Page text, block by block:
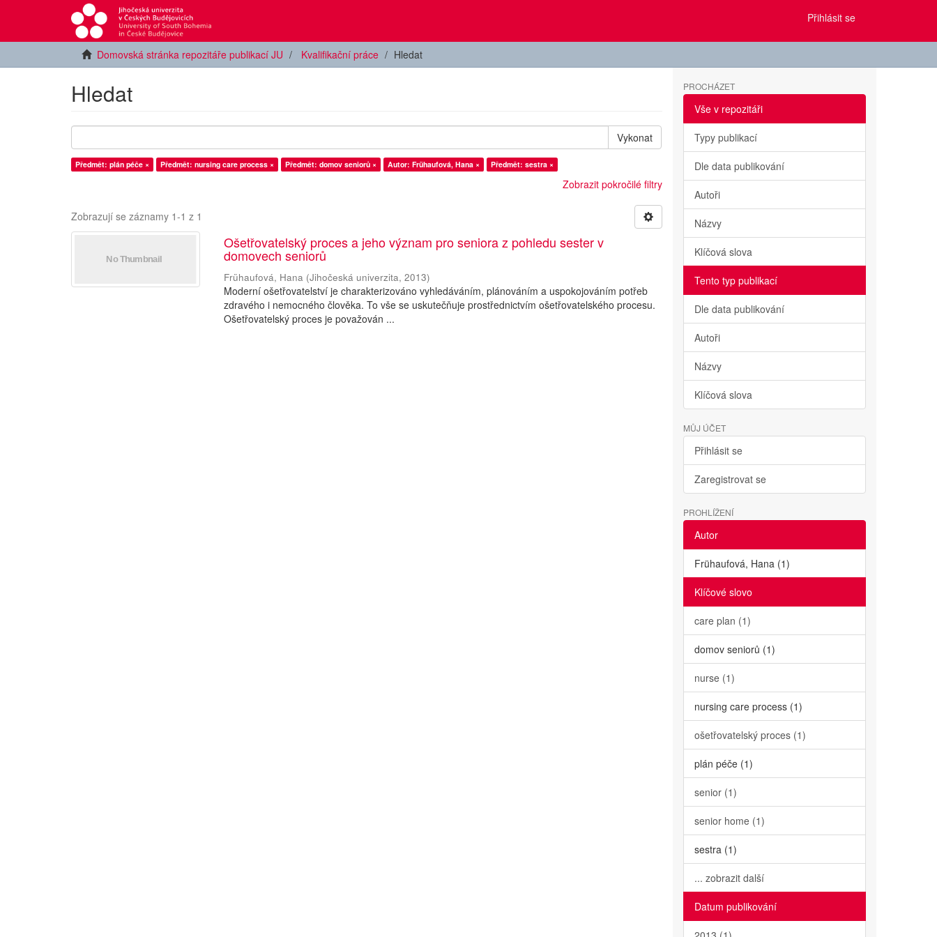
Přihlásit se
Domovská stránka repozitáře publikací JU Kvalifikační práce Hledat
Hledat
Vykonat
Předmět: plán péče × Předmět: nursing care process × Předmět: domov seniorů × Autor: Frühaufová, Hana × Předmět: sestra ×
Zobrazit pokročilé filtry
Zobrazují se záznamy 1-1 z 1
Ošetřovatelský proces a jeho význam pro seniora z pohledu sester v
domovech seniorů
Frühaufová, Hana (Jihočeská univerzita,2013)
Moderní ošetřovatelství je charakterizováno vyhledáváním, plánováním a uspokojováním potřeb
zdravého i nemocného člověka. To vše se uskutečňuje prostřednictvím ošetřovatelského procesu.
Ošetřovatelský proces je považován ...
PROCHÁZET
Vše v repozitáři
Typy publikací
Dle data publikování
Autoři
Názvy
Klíčová slova
Tento typ publikací
Dle data publikování
Autoři
Názvy
Klíčová slova
MŮJ ÚČET
Přihlásit se
Zaregistrovat se
PROHLÍŽENÍ
Autor
Frühaufová, Hana (1)
Klíčové slovo
care plan (1)
domov seniorů (1)
nurse (1)
nursing care process (1)
ošetřovatelský proces (1)
plán péče (1)
senior (1)
senior home (1)
sestra (1)
... zobrazit další
Datum publikování